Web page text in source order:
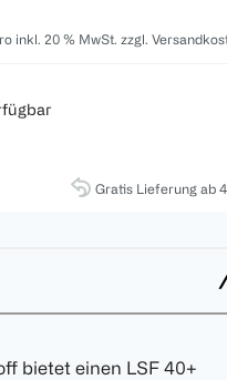
inkl. 20 % MwSt. zzgl.
Gratis Lieferung ab
bietet einen LSF 40+